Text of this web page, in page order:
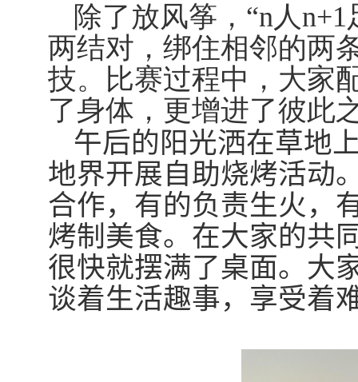
除了放风筝，“n人n+1
两结对，绑住相邻的两
技。比赛过程中，大家
了身体，更增进了彼此
午后的阳光洒在草地
地界开展自助烧烤活动
合作，有的负责生火，
烤制美食。在大家的共
很快就摆满了桌面。大
谈着生活趣事，享受着